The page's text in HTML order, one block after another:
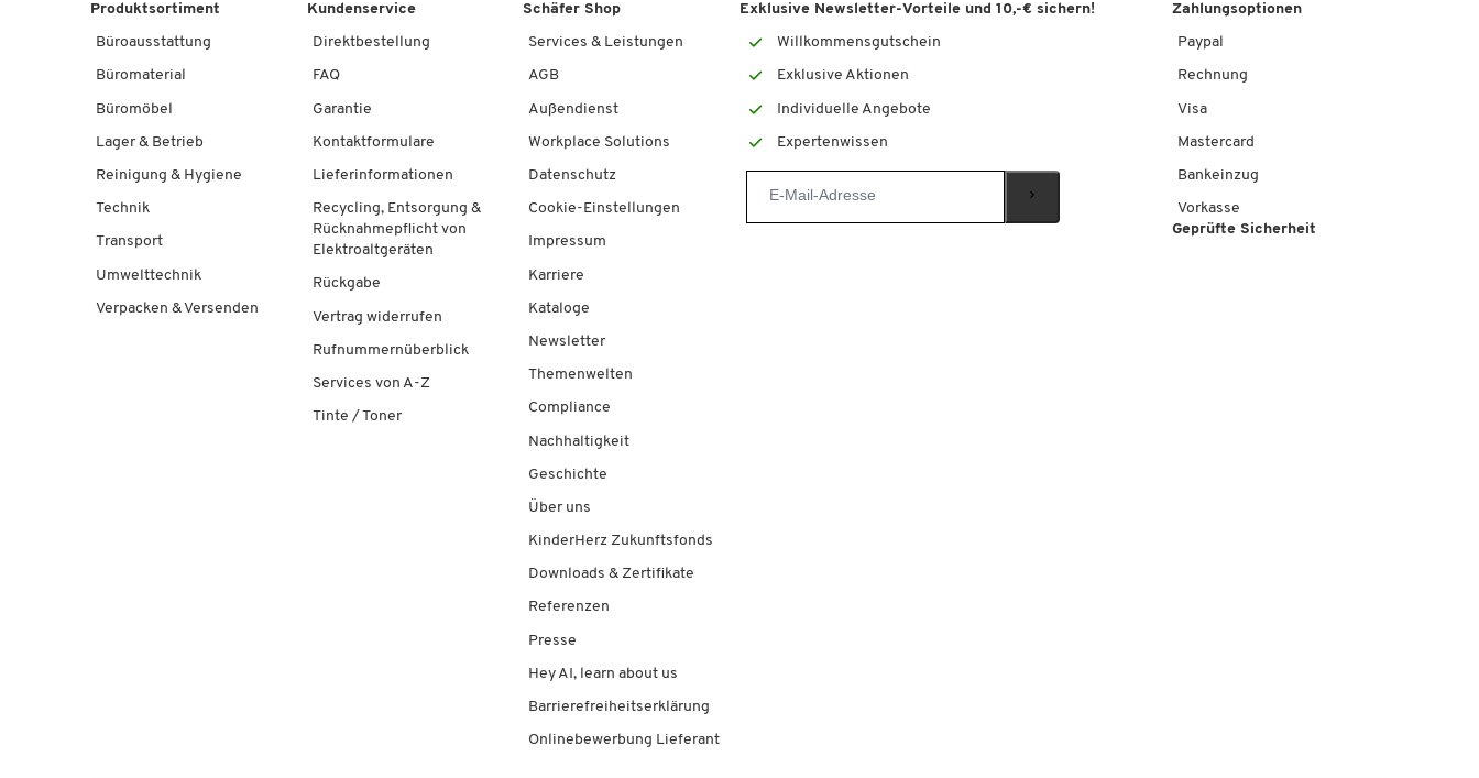
Produktsortiment
Büroausstattung
Büromaterial
Büromöbel
Lager & Betrieb
Reinigung & Hygiene
Technik
Transport
Umwelttechnik
Verpacken & Versenden
Kundenservice
Direktbestellung
FAQ
Garantie
Kontaktformulare
Lieferinformationen
Recycling, Entsorgung &
Rücknahmepflicht von
Elektroaltgeräten
Rückgabe
Vertrag widerrufen
Rufnummernüberblick
Services von A-Z
Tinte / Toner
Schäfer Shop
Services & Leistungen
AGB
Außendienst
Workplace Solutions
Datenschutz
Cookie-Einstellungen
Impressum
Karriere
Kataloge
Newsletter
Themenwelten
Compliance
Nachhaltigkeit
Geschichte
Über uns
KinderHerz Zukunftsfonds
Downloads & Zertifikate
Referenzen
Presse
Hey AI, learn about us
Barrierefreiheitserklärung
Onlinebewerbung Lieferant
Exklusive Newsletter-Vorteile und 10,-€ sichern!
Willkommensgutschein
Exklusive Aktionen
Individuelle Angebote
Expertenwissen
Zahlungsoptionen
Paypal
Rechnung
Visa
Mastercard
Bankeinzug
Vorkasse
Geprüfte Sicherheit